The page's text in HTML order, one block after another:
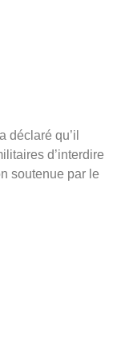
déclaré qu’il
d’interdire
soutenue par le